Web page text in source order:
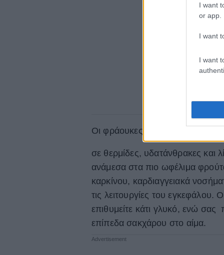
I want
or app.
I want
I want
Οι φράουκες είναι πλούσιες σε
σε θερμίδες, υδατάνθρακες και
ανάμεσα στα πιο ωφέλιμα
καρκίνου, καρδιαγγειακά
τις λειτουργίες του εγκεφάλου.
επιθυμείτε κάτι γλυκό, ενώ σας
επίπεδα σακχάρου στο αίμα.